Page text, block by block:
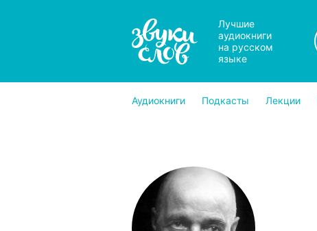
Лучшие
аудиокниги
на русском
языке
Аудиокниги Подкасты Лекции